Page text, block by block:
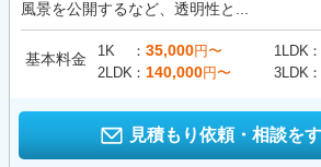
風景を公開するなど、透明性と...
基本料金 1K 35,000円〜 1LDK
2LDK
140,000円〜 3LDK
見積もり依頼・相談を